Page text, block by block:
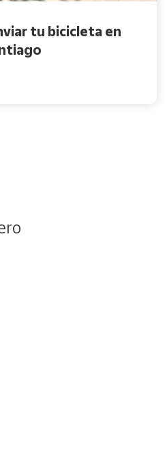
tu bicicleta en